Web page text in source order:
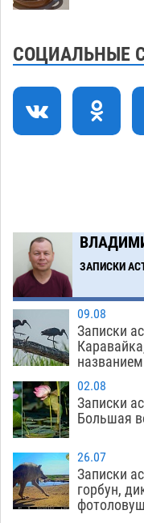
Завтра
17:09
плодородию
СОЦИАЛЬНЫЕ
ЗАПИСКИ
09.08
Записки
названием
02.08
Записки
Большая
26.07
Записки
горбун,